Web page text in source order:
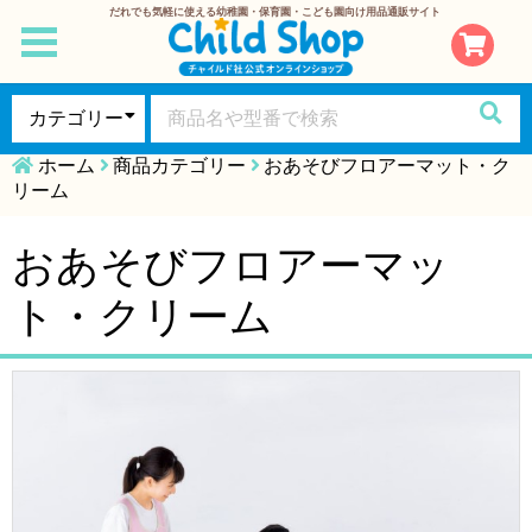
だれでも気軽に使える幼稚園・保育園・こども園向け用品通販サイト
toggle
navigation
ホーム 商品カテゴリー
おあそびフロアーマット・ク
リーム
おあそびフロアーマッ
ト・クリーム